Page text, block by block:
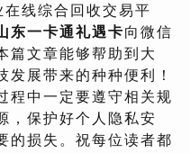
线综合回收交易平
东一卡通礼遇卡向微信
篇文章能够帮助到大
发展带来的种种便利！
程中一定要遵守相关规
，保护好个人隐私安
的损失。祝每位读者都